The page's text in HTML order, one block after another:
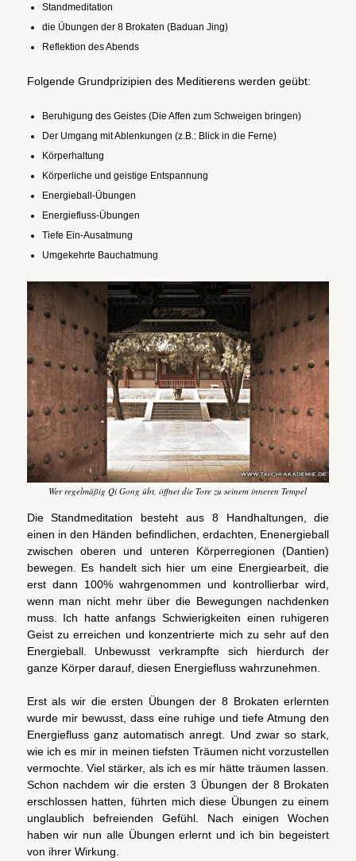
Standmeditation
die Übungen der 8 Brokaten (Baduan Jing)
Reflektion des Abends
Folgende Grundprizipien des Meditierens werden geübt:
Beruhigung des Geistes (Die Affen zum Schweigen bringen)
Der Umgang mit Ablenkungen (z.B.: Blick in die Ferne)
Körperhaltung
Körperliche und geistige Entspannung
Energieball-Übungen
Energiefluss-Übungen
Tiefe Ein-Ausatmung
Umgekehrte Bauchatmung
Wer regelmäßig Qi Gong übt, öffnet die Tore zu seinem inneren Tempel
Die Standmeditation besteht aus 8 Handhaltungen, die
einen in den Händen befindlichen, erdachten, Enenergieball
zwischen oberen und unteren Körperregionen (Dantien)
bewegen. Es handelt sich hier um eine Energiearbeit, die
erst dann 100% wahrgenommen und kontrollierbar wird,
wenn man nicht mehr über die Bewegungen nachdenken
muss. Ich hatte anfangs Schwierigkeiten einen ruhigeren
Geist zu erreichen und konzentrierte mich zu sehr auf den
Energieball. Unbewusst verkrampfte sich hierdurch der
ganze Körper darauf, diesen Energiefluss wahrzunehmen.
Erst als wir die ersten Übungen der 8 Brokaten erlernten
wurde mir bewusst, dass eine ruhige und tiefe Atmung den
Energiefluss ganz automatisch anregt. Und zwar so stark,
wie ich es mir in meinen tiefsten Träumen nicht vorzustellen
vermochte. Viel stärker, als ich es mir hätte träumen lassen.
Schon nachdem wir die ersten 3 Übungen der 8 Brokaten
erschlossen hatten, führten mich diese Übungen zu einem
unglaublich befreienden Gefühl. Nach einigen Wochen
haben wir nun alle Übungen erlernt und ich bin begeistert
von ihrer Wirkung.